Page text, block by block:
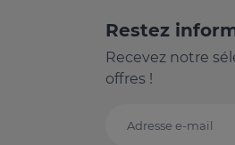
Restez
Recevez notre
offres !
Adresse e-mail